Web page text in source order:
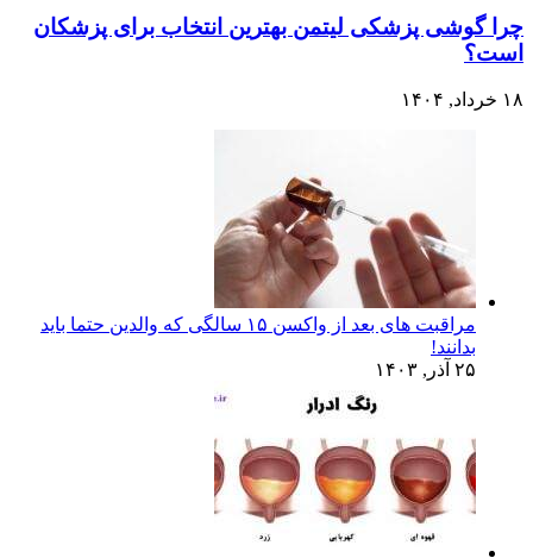
چرا گوشی پزشکی لیتمن بهترین انتخاب برای پزشکان
است؟
۱۸ خرداد, ۱۴۰۴
مراقبت های بعد از واکسن ۱۵ سالگی که والدین حتما باید
بدانند!
۲۵ آذر, ۱۴۰۳